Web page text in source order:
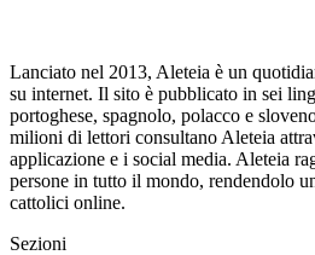
Lanciato nel 2013, Aleteia è un
su internet. Il sito è pubblicato in sei
portoghese, spagnolo, polacco e
milioni di lettori consultano Aleteia
applicazione e i social media. Aleteia
persone in tutto il mondo, rendendolo
cattolici online.
Sezioni